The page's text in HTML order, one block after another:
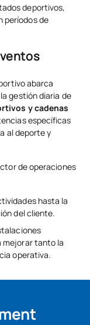
deportivos,
períodos de
abarca
gestión diaria de
y cadenas
específicas
al deporte y
de operaciones
hasta la
del cliente.
mejorar tanto la
operativa.